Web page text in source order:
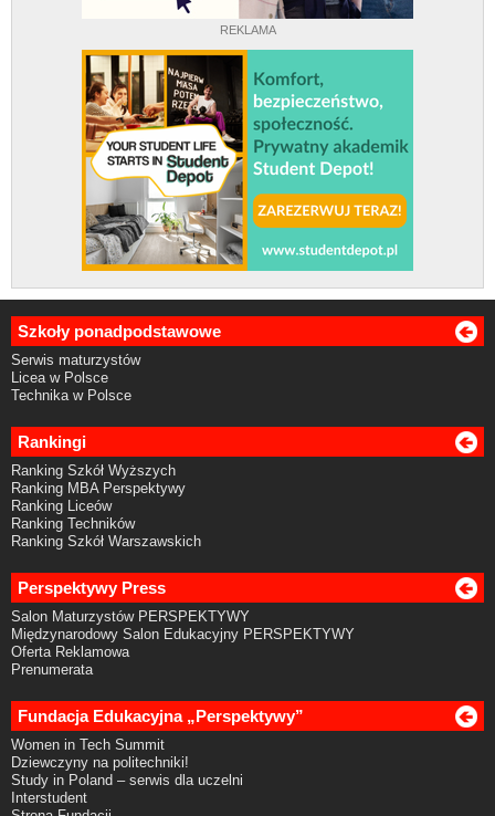
REKLAMA
Szkoły ponadpodstawowe
Serwis maturzystów
Licea w Polsce
Technika w Polsce
Rankingi
Ranking Szkół Wyższych
Ranking MBA Perspektywy
Ranking Liceów
Ranking Techników
Ranking Szkół Warszawskich
Perspektywy Press
Salon Maturzystów PERSPEKTYWY
Międzynarodowy Salon Edukacyjny PERSPEKTYWY
Oferta Reklamowa
Prenumerata
Fundacja Edukacyjna „Perspektywy”
Women in Tech Summit
Dziewczyny na politechniki!
Study in Poland – serwis dla uczelni
Interstudent